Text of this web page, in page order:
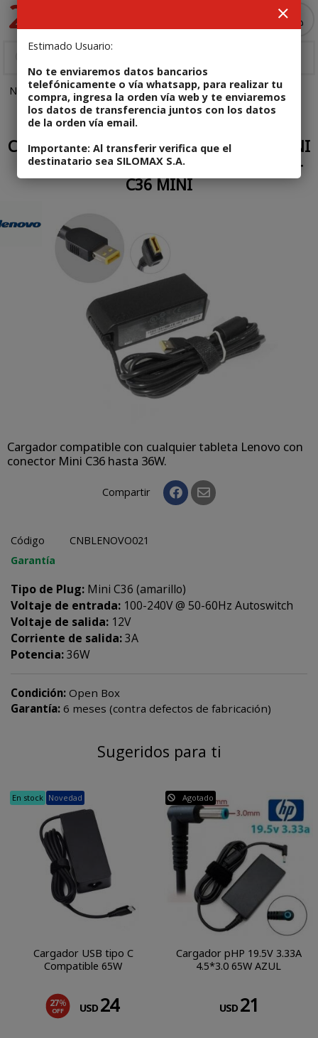
Estimado Usuario:
No te enviaremos datos bancarios
telefónicamente o vía whatsapp, para realizar tu
compra, ingresa la orden vía web y te enviaremos
los datos de transferencia juntos con los datos
de la orden vía email.
Importante: Al transferir verifica que el
destinatario sea SILOMAX S.A.
NOTEBOOKS Cargadores Código: CNBLENOVO021
CARGADOR ORIGINAL LENOVO TIPO MINI
USB PARA TABLETAS + 36W + 12V + 3A +
C36 MINI
Cargador compatible con cualquier tableta Lenovo con
conector Mini C36 hasta 36W.
Compartir
Código
CNBLENOVO021
Garantía
Tipo de Plug: Mini C36 (amarillo)
Voltaje de entrada: 100-240V @ 50-60Hz Autoswitch
Voltaje de salida: 12V
Corriente de salida:3A
Potencia:36W
Condición: Open Box
Garantía: 6 meses (contra defectos de fabricación)
Sugeridos para ti
En stock Novedad
Cargador USB tipo C
Compatible 65W
27%
OFF USD 24
Agotado
Cargador pHP 19.5V 3.33A
4.5*3.0 65W AZUL
USD 21